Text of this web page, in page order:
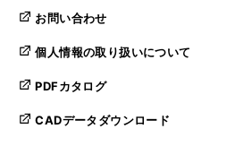
お問い合わせ
個人情報の取り扱いについて
PDFカタログ
CADデータダウンロード